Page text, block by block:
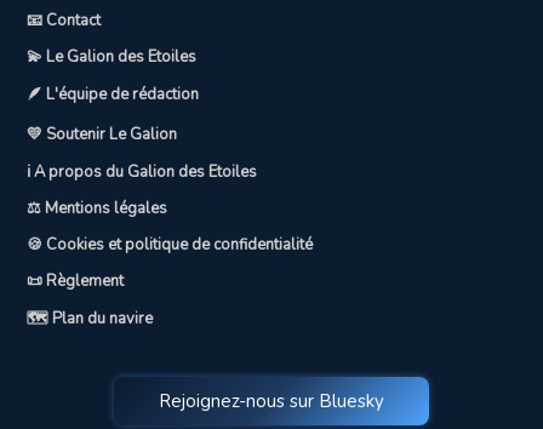
📧 Contact
💫 Le Galion des Etoiles
🪶 L'équipe de rédaction
💛 Soutenir Le Galion
ℹ️ A propos du Galion des Etoiles
⚖️ Mentions légales
🍪 Cookies et politique de confidentialité
📜 Règlement
🗺️ Plan du navire
Rejoignez-nous sur Bluesky